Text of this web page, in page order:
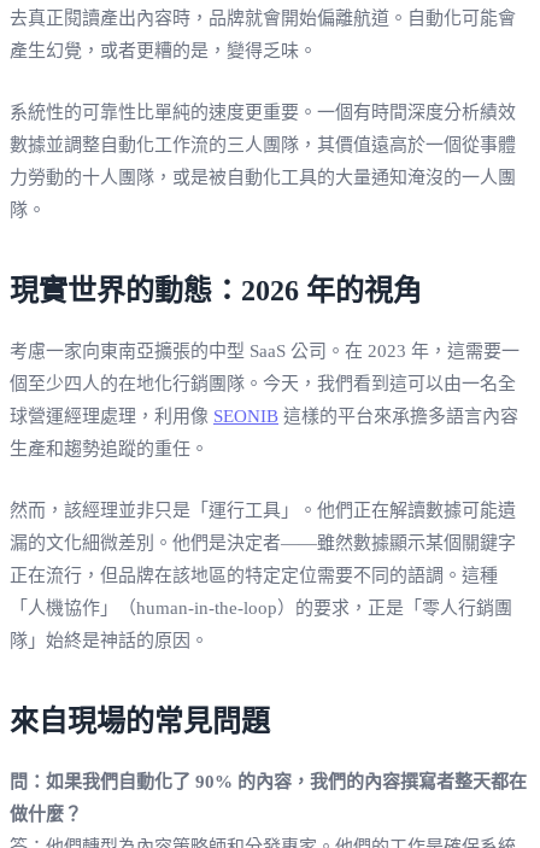
去真正閱讀產出內容時，品牌就會開始偏離航道。自動化可能會
產生幻覺，或者更糟的是，變得乏味。
系統性的可靠性比單純的速度更重要。一個有時間深度分析績效
數據並調整自動化工作流的三人團隊，其價值遠高於一個從事體
力勞動的十人團隊，或是被自動化工具的大量通知淹沒的一人團
隊。
現實世界的動態：2026 年的視角
考慮一家向東南亞擴張的中型 SaaS 公司。在 2023 年，這需要一
個至少四人的在地化行銷團隊。今天，我們看到這可以由一名全
球營運經理處理，利用像 SEONIB 這樣的平台來承擔多語言內容
生產和趨勢追蹤的重任。
然而，該經理並非只是「運行工具」。他們正在解讀數據可能遺
漏的文化細微差別。他們是決定者——雖然數據顯示某個關鍵字
正在流行，但品牌在該地區的特定定位需要不同的語調。這種
「人機協作」（human-in-the-loop）的要求，正是「零人行銷團
隊」始終是神話的原因。
來自現場的常見問題
問：如果我們自動化了 90% 的內容，我們的內容撰寫者整天都在
做什麼？